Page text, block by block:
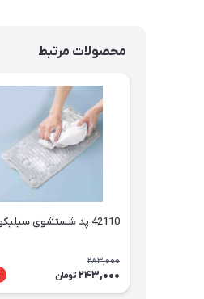
محصولات مرتبط
42110 پد شستشوی سیلیکونی
283,000
243,000 تومان